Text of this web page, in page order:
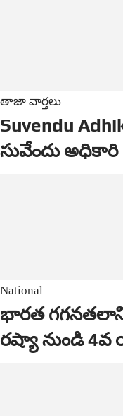
తాజా వార్తలు
Suvendu
సువేందు అధికారి
National
భారత
రష్యా నుండి 4వ